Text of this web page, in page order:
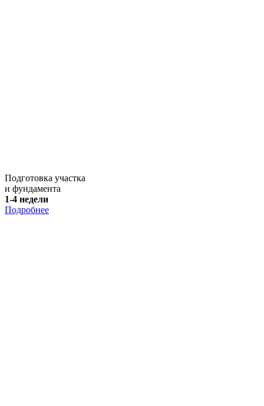
Подготовка участка
и фундамента
1-4 недели
Подробнее